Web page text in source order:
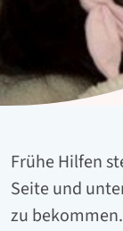
Frühe Hilfen
Seite und
zu bekommen.